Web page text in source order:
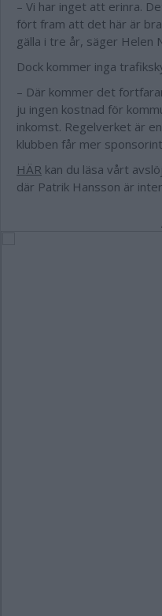
– Vi har inget att erinra.
fört fram att det här är
gälla i tre år, säger Helen
Dock kommer inga
– Där kommer det
ju ingen kostnad för
inkomst. Regelverket är
klubben får mer
HÄR kan du läsa vårt
där Patrik Hansson är